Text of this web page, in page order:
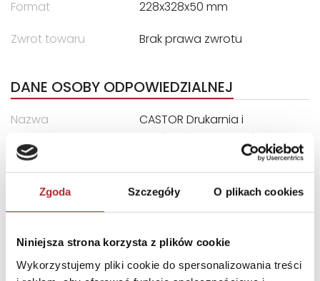
Zgoda Szczegóły O plikach cookies
Niniejsza strona korzysta z plików cookie
Wykorzystujemy pliki cookie do spersonalizowania treści
Format
228x328x50 mm
Zwrot towaru
Brak prawa zwrotu
DANE OSOBY ODPOWIEDZIALNEJ
Nazwa
CASTOR Drukarnia i
Wydawnictwo, Marek
Bryła, Wojciech Lipiński Sp.
Jawna
ul. Władysława Łokietka 119
Miasto
Kraków
E-mail
castor@castor.pl